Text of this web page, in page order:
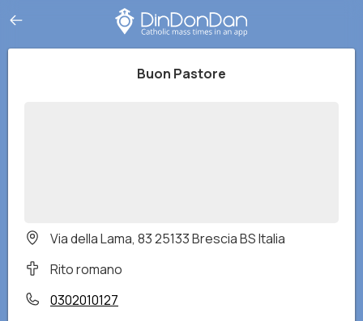
Buon Pastore
Via della Lama, 83 25133 Brescia BS Italia
Rito romano
0302010127